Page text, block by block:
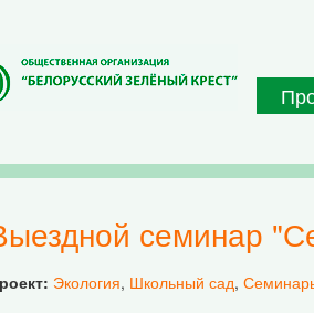
Выездной семинар
Экология, Школьный сад,